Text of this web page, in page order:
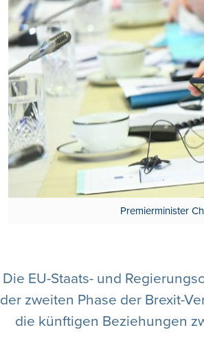
Premierminister
Die EU-Staats- und
der zweiten Phase der Brexit-
die künftigen Beziehungen